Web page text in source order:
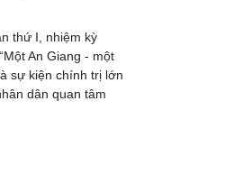
thứ I, nhiệm kỳ
An Giang - một
sự kiện chính trị lớn
dân quan tâm